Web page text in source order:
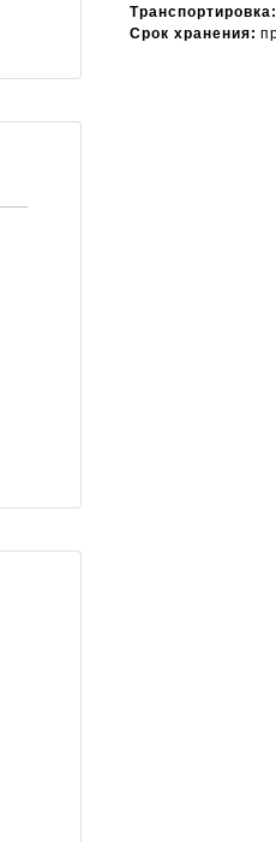
Транспортировка:
Срок хранения: